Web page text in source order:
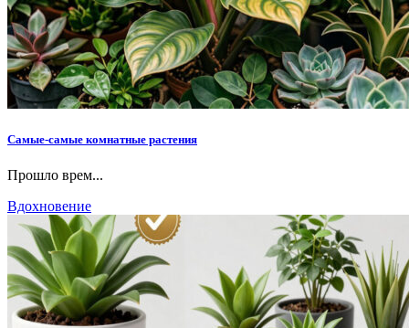
Самые-самые комнатные растения
Прошло врем...
Вдохновение